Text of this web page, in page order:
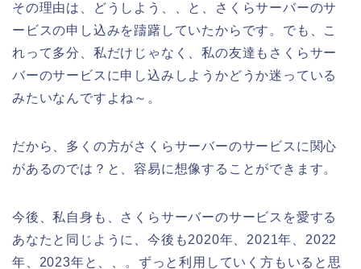
その理由は、どうしよう、、と、さくらサーバーのサ
ービスの申し込みを躊躇していたからです。でも、こ
れって多分、私だけじゃなく、私の友達もさくらサー
バーのサービスに申し込みしようかどうか迷っている
みたいなんですよね～。
だから、多くの方がさくらサーバーのサービスに関心
があるのでは？と、容易に想像することができます。
今後、私自身も、さくらサーバーのサービスを愛する
あなたと同じように、今後も2020年、2021年、2022
年、2023年と、、。ずっと利用していく方もいると思